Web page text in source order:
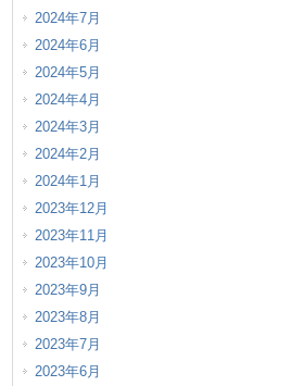
2024年7月
2024年6月
2024年5月
2024年4月
2024年3月
2024年2月
2024年1月
2023年12月
2023年11月
2023年10月
2023年9月
2023年8月
2023年7月
2023年6月